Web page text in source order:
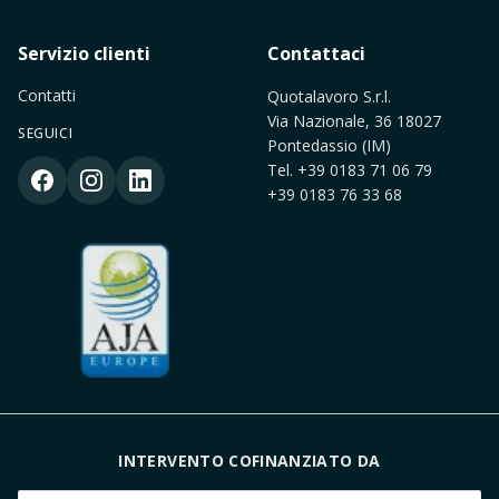
Servizio clienti
Contatti
SEGUICI
Contattaci
Quotalavoro S.r.l.
Via Nazionale, 36 18027
Pontedassio (IM)
Tel. +39 0183 71 06 79
+39 0183 76 33 68
INTERVENTO COFINANZIATO DA